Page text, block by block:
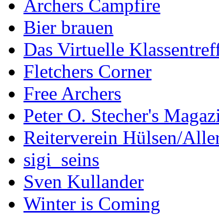
Archers Campfire
Bier brauen
Das Virtuelle
Fletchers Corner
Free Archers
Peter O. Stecher's
Reiterverein Hülsen/
sigi_seins
Sven Kullander
Winter is Coming